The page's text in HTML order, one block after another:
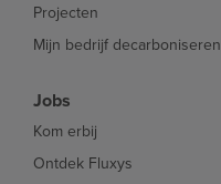
Projecten
Mijn bedrijf decarboniseren
Jobs
Kom erbij
Ontdek Fluxys